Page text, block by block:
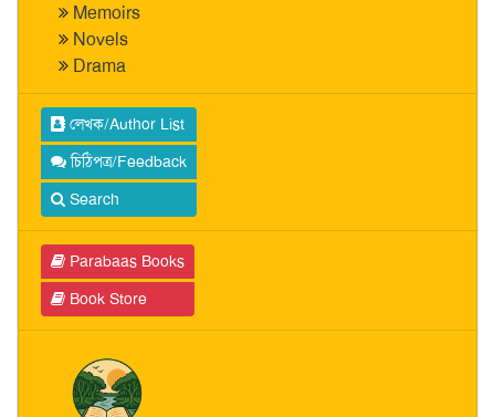
Memoirs
Novels
Drama
লেখক/Author List
চিঠিপত্র/Feedback
Search
Parabaas Books
Book Store